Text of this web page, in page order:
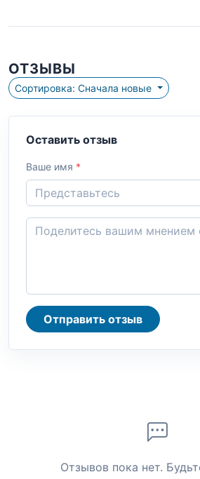
ОТЗЫВЫ
Сортировка: Сначала новые
Оставить отзыв
Ваше имя *
Отправить отзыв
Отзывов пока нет.